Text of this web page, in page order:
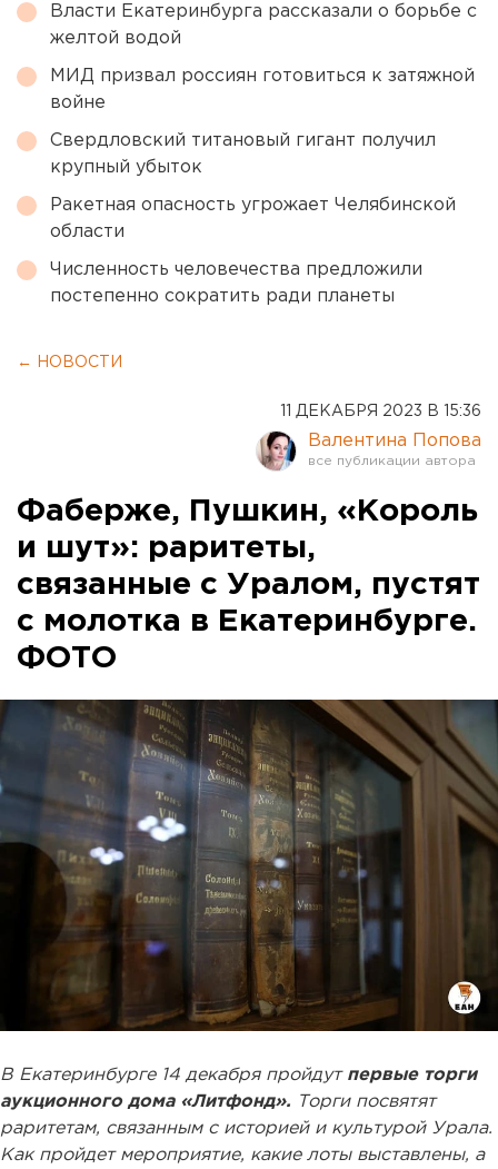
Власти Екатеринбурга рассказали о борьбе с
желтой водой
МИД призвал россиян готовиться к затяжной
войне
Свердловский титановый гигант получил
крупный убыток
Ракетная опасность угрожает Челябинской
области
Численность человечества предложили
постепенно сократить ради планеты
← НОВОСТИ
11 ДЕКАБРЯ 2023 В 15:36
Валентина Попова
Фаберже, Пушкин, «Король
и шут»: раритеты,
связанные с Уралом, пустят
с молотка в Екатеринбурге.
ФОТО
В Екатеринбурге 14 декабря пройдутпервые торги
аукционного дома «Литфонд».
Торги посвятят
раритетам, связанным с историей и культурой Урала.
Как пройдет мероприятие, какие лоты выставлены, а